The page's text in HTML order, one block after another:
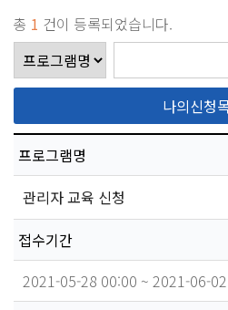
총 1 건이 등록되었습니다.
프로그램명
관리자 교육 신청
접수기간
2021-05-28 00:00 ~ 2021-06-